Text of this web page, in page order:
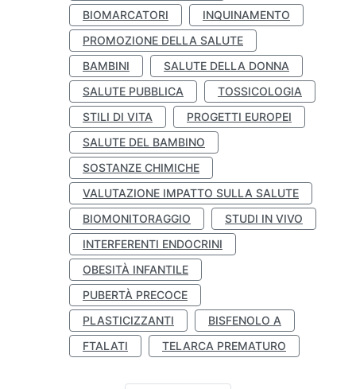
BIOMARCATORI
INQUINAMENTO
PROMOZIONE DELLA SALUTE
BAMBINI
SALUTE DELLA DONNA
SALUTE PUBBLICA
TOSSICOLOGIA
STILI DI VITA
PROGETTI EUROPEI
SALUTE DEL BAMBINO
SOSTANZE CHIMICHE
VALUTAZIONE IMPATTO SULLA SALUTE
BIOMONITORAGGIO
STUDI IN VIVO
INTERFERENTI ENDOCRINI
OBESITÀ INFANTILE
PUBERTÀ PRECOCE
PLASTICIZZANTI
BISFENOLO A
FTALATI
TELARCA PREMATURO